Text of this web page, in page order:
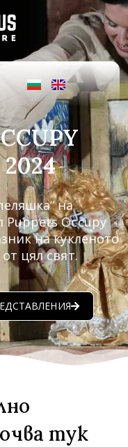
2024
на
Puppets Occupy
на кукленото
цял свят.
тук